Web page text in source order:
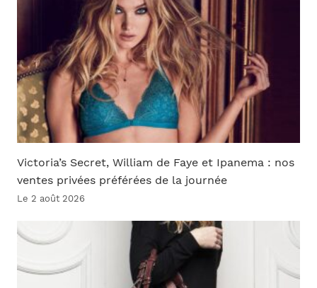
Victoria’s Secret, William de Faye et Ipanema : nos
ventes privées préférées de la journée
Le 2 août 2026